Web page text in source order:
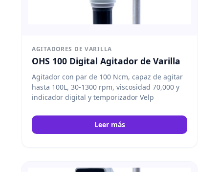
AGITADORES DE VARILLA
OHS 100 Digital Agitador de Varilla
Agitador con par de 100 Ncm, capaz de agitar
hasta 100L, 30-1300 rpm, viscosidad 70,000 y
indicador digital y temporizador Velp
Leer más